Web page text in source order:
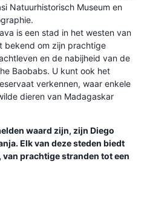
Natuurhistorisch Museum en
is een stad in het westen van
bekend om zijn prachtige
en de nabijheid van de
Baobabs. U kunt ook het
verkennen, waar enkele
dieren van Madagaskar
waard zijn, zijn Diego
Elk van deze steden biedt
prachtige stranden tot een